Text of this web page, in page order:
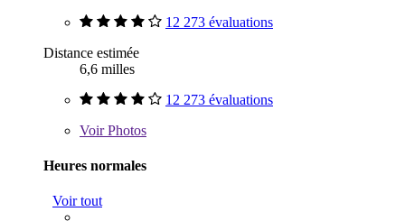
12 273 évaluations
Distance estimée
6,6 milles
12 273 évaluations
VoirPhotos
Heures normales
Voir tout